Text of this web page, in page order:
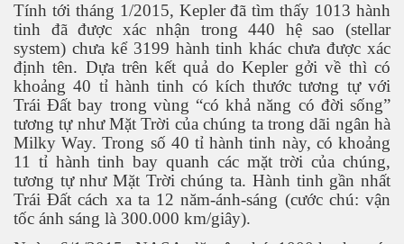
Tính tới tháng 1/2015, Kepler đã tìm thấy 1013 hành
tinh đã được xác nhận trong 440 hệ sao (stellar
system) chưa kể 3199 hành tinh khác chưa được xác
định tên. Dựa trên kết quả do Kepler gởi về thì có
khoảng 40 tỉ hành tinh có kích thước tương tự với
Trái Đất bay trong vùng “có khả năng có đời sống”
tương tự như Mặt Trời của chúng ta trong dãi ngân hà
Milky Way. Trong số 40 tỉ hành tinh này, có khoảng
11 tỉ hành tinh bay quanh các mặt trời của chúng,
tương tự như Mặt Trời chúng ta. Hành tinh gần nhất
Trái Đất cách xa ta 12 năm-ánh-sáng (cước chú: vận
tốc ánh sáng là 300.000 km/giây).